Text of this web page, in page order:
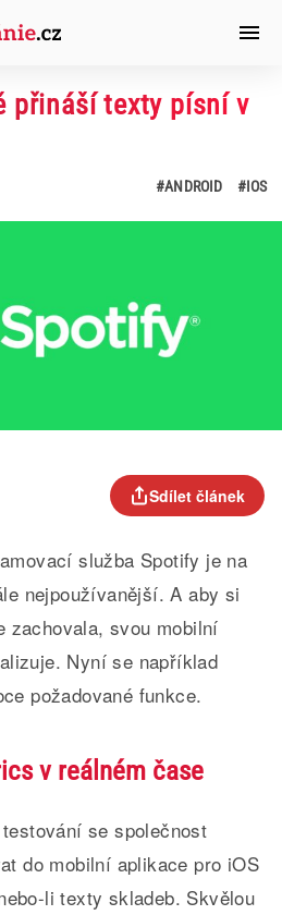
přináší texty písní v
#ANDROID #IOS
Sdílet článek
služba Spotify je na
nejpoužívanější. A aby si
zachovala, svou mobilní
Nyní se například
požadované funkce.
v reálném čase
se společnost
do mobilní aplikace pro iOS
li texty skladeb. Skvělou